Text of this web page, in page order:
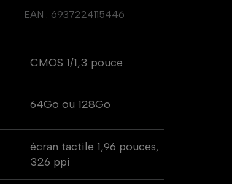
EAN : 6937224115446
CMOS 1/1,3 pouce
64Go ou 128Go
écran tactile 1,96 pouces,
326 ppi